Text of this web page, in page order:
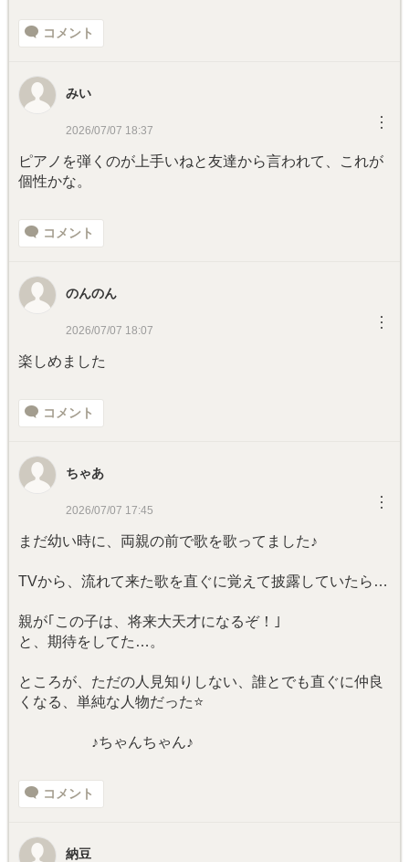
コメント
みい
2026/07/07 18:37 ︙
ピアノを弾くのが上手いねと友達から言われて、これが
個性かな。
コメント
のんのん
2026/07/07 18:07 ︙
楽しめました
コメント
ちゃあ
2026/07/07 17:45 ︙
まだ幼い時に、両親の前で歌を歌ってました♪
TVから、流れて来た歌を直ぐに覚えて披露していたら…
親が｢この子は、将来大天才になるぞ！｣
と、期待をしてた…。
ところが、ただの人見知りしない、誰とでも直ぐに仲良
くなる、単純な人物だった⭐
♪ちゃんちゃん♪
コメント
納豆